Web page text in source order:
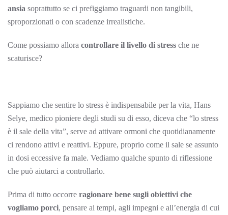
ansia soprattutto se ci prefiggiamo traguardi non tangibili,
sproporzionati o con scadenze irrealistiche.
Come possiamo allora controllare il livello di stress che ne
scaturisce?
Sappiamo che sentire lo stress è indispensabile per la vita, Hans
Selye, medico pioniere degli studi su di esso, diceva che “lo stress
è il sale della vita”, serve ad attivare ormoni che quotidianamente
ci rendono attivi e reattivi. Eppure, proprio come il sale se assunto
in dosi eccessive fa male. Vediamo qualche spunto di riflessione
che può aiutarci a controllarlo.
Prima di tutto occorre ragionare bene sugli obiettivi che
vogliamo porci, pensare ai tempi, agli impegni e all’energia di cui